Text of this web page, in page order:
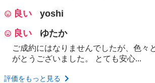
良い
yoshi
良い
ゆたか
ご成約にはなりませんでしたが、色々
がとうございました。 とても安心...
評価をもっと見る